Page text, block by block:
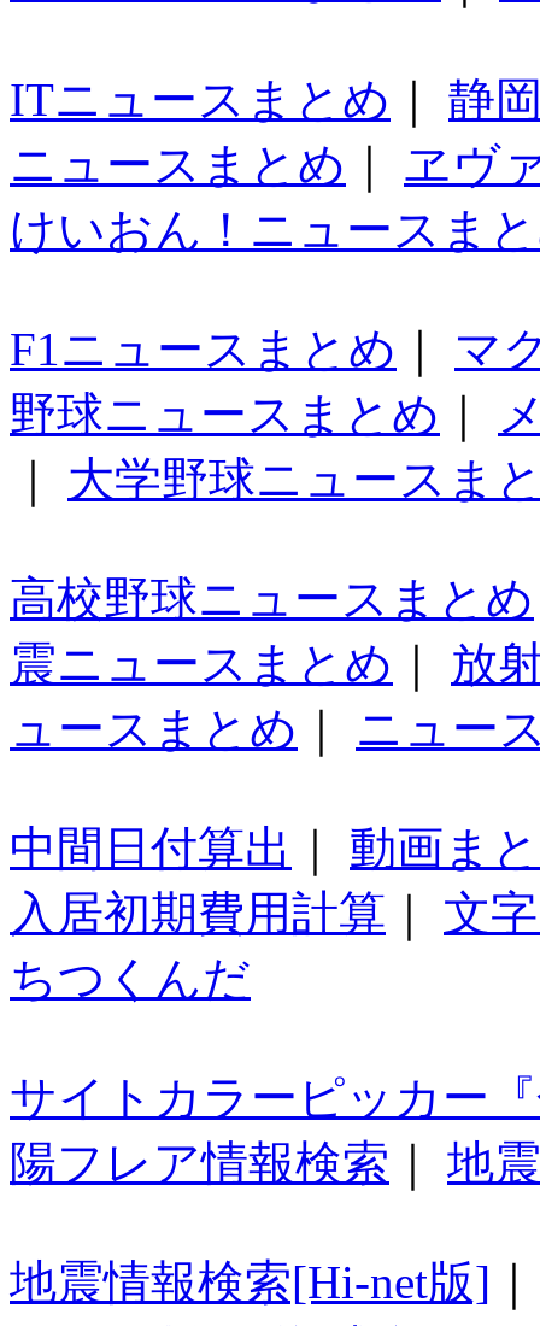
ITニュースまとめ
静
ニュースまとめ
ヱヴ
けいおん！ニュースま
F1ニュースまとめ
マ
野球ニュースまとめ
大学野球ニュースま
高校野球ニュースまとめ
震ニュースまとめ
放
ュースまとめ
ニュー
中間日付算出
動画ま
入居初期費用計算
文
ちつくんだ
サイトカラーピッカー
陽フレア情報検索
地
地震情報検索[Hi-net版]